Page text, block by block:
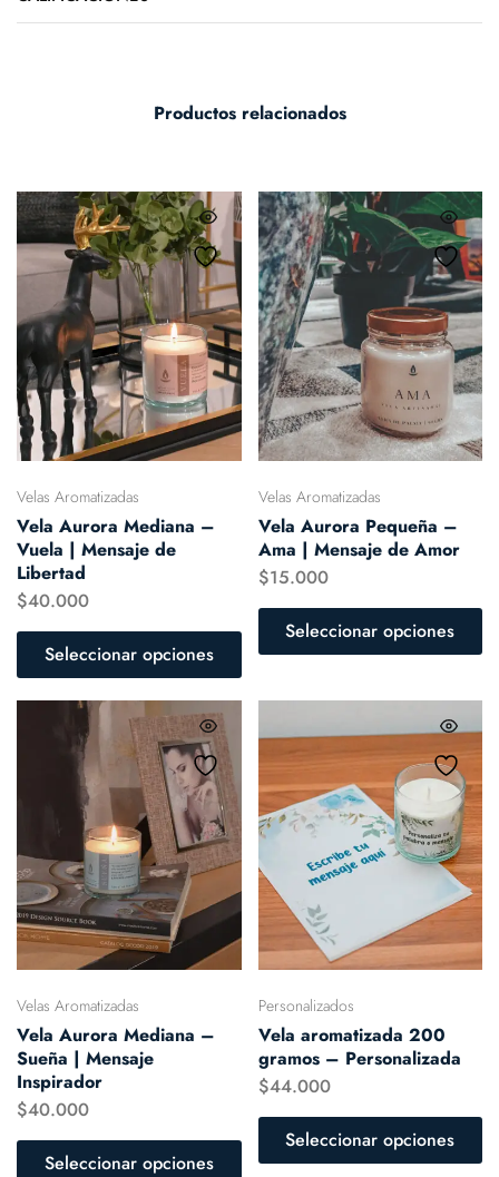
Productos relacionados
Velas Aromatizadas
Vela Aurora Mediana –
Vuela | Mensaje de
Libertad
$40.000
Seleccionar opciones
Velas Aromatizadas
Vela Aurora Pequeña –
Ama | Mensaje de Amor
$15.000
Seleccionar opciones
Velas Aromatizadas
Vela Aurora Mediana –
Sueña | Mensaje
Inspirador
$40.000
Seleccionar opciones
Personalizados
Vela aromatizada 200
gramos – Personalizada
$44.000
Seleccionar opciones